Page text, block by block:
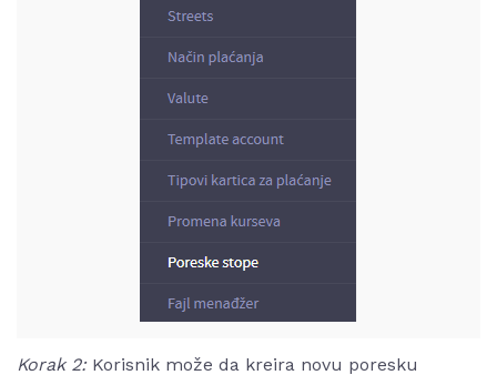
Korak 2: Korisnik može da kreira novu poresku